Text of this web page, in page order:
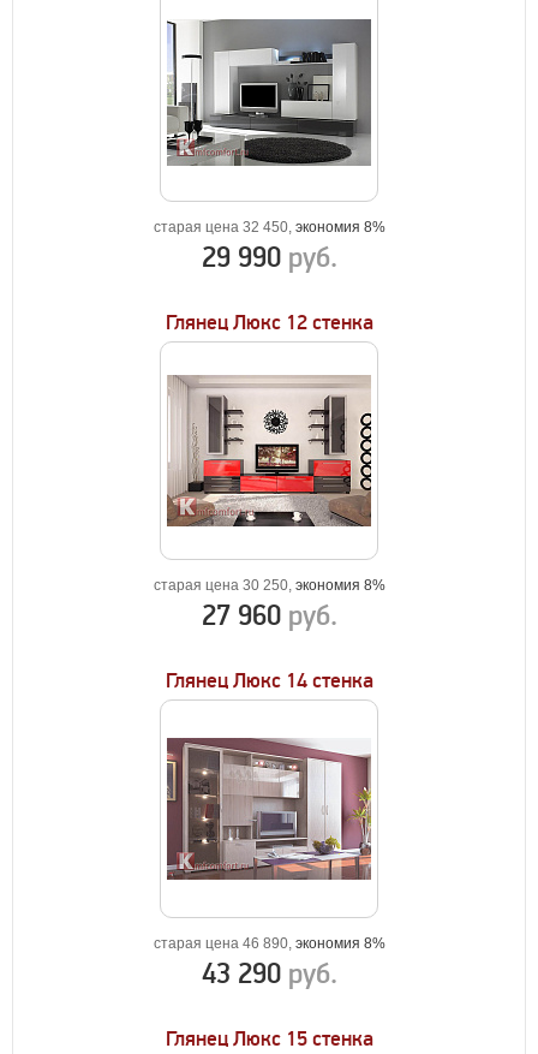
старая цена 32 450, экономия 8%
29 990 руб.
Глянец Люкс 12 стенка
старая цена 30 250, экономия 8%
27 960 руб.
Глянец Люкс 14 стенка
старая цена 46 890, экономия 8%
43 290 руб.
Глянец Люкс 15 стенка